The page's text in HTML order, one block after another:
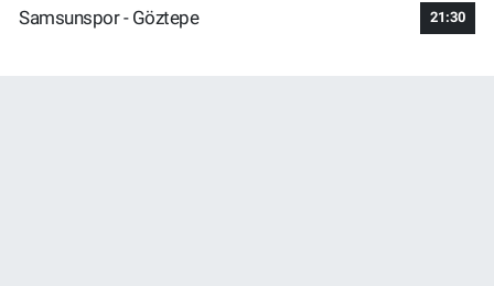
Samsunspor - Göztepe
21:30